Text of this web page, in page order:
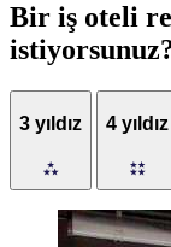
Bir iş oteli
3 yıldız 4 yıldız